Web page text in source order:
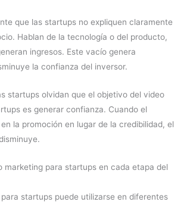
que las startups no expliquen claramente
Hablan de la tecnología o del producto,
ingresos. Este vacío genera
la confianza del inversor.
startups olvidan que el objetivo del video
es generar confianza. Cuando el
la promoción en lugar de la credibilidad, el
marketing para startups en cada etapa del
startups puede utilizarse en diferentes